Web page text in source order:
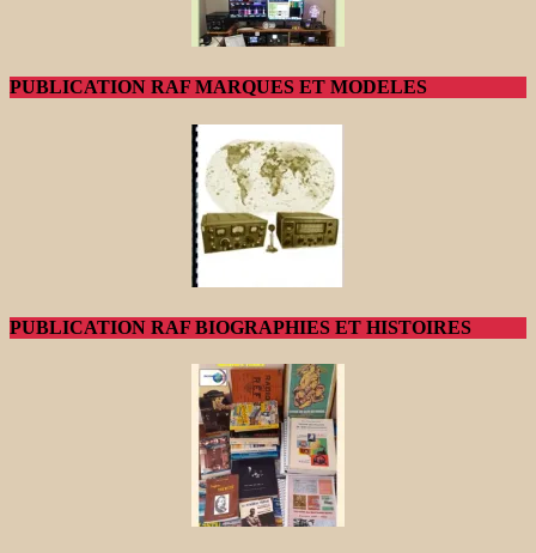
PUBLICATION RAF MARQUES ET MODELES
PUBLICATION RAF BIOGRAPHIES ET HISTOIRES